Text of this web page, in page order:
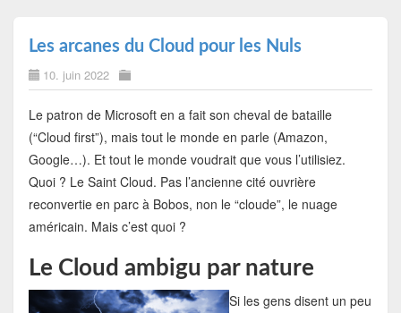
Les arcanes du Cloud pour les Nuls
10. juin 2022
Le patron de Microsoft en a fait son cheval de bataille
(“Cloud first”), mais tout le monde en parle (Amazon,
Google…). Et tout le monde voudrait que vous l’utilisiez.
Quoi ? Le Saint Cloud. Pas l’ancienne cité ouvrière
reconvertie en parc à Bobos, non le “cloude”, le nuage
américain. Mais c’est quoi ?
Le Cloud ambigu par nature
Si les gens disent un peu